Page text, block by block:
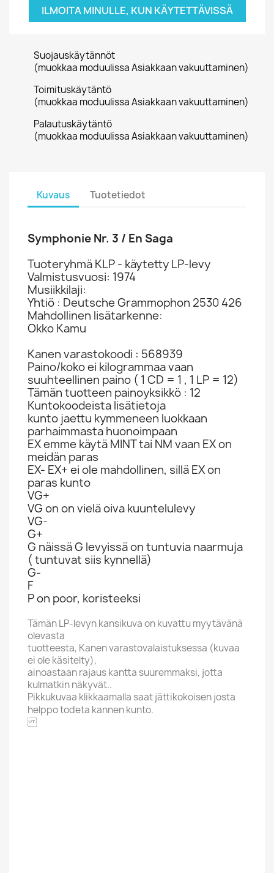
ILMOITA MINULLE, KUN KÄYTETTÄVISSÄ
Suojauskäytännöt
(muokkaa moduulissa Asiakkaan vakuuttaminen)
Toimituskäytäntö
(muokkaa moduulissa Asiakkaan vakuuttaminen)
Palautuskäytäntö
(muokkaa moduulissa Asiakkaan vakuuttaminen)
Kuvaus Tuotetiedot
Symphonie Nr. 3 / En Saga
Tuoteryhmä KLP - käytetty LP-levy
Valmistusvuosi: 1974
Musiikkilaji:
Yhtiö : Deutsche Grammophon 2530 426
Mahdollinen lisätarkenne:
Okko Kamu
Kanen varastokoodi : 568939
Paino/koko ei kilogrammaa vaan
suuhteellinen paino ( 1 CD = 1 , 1 LP = 12)
Tämän tuotteen painoyksikkö : 12
Kuntokoodeista lisätietoja
kunto jaettu kymmeneen luokkaan
parhaimmasta huonoimpaan
EX emme käytä MINT tai NM vaan EX on
meidän paras
EX- EX+ ei ole mahdollinen, sillä EX on
paras kunto
VG+
VG on on vielä oiva kuuntelulevy
VG-
G+
G näissä G levyissä on tuntuvia naarmuja
( tuntuvat siis kynnellä)
G-
F
P on poor, koristeeksi
Tämän LP-levyn kansikuva on kuvattu myytävänä
olevasta
tuotteesta, Kanen varastovalaistuksessa (kuvaa
ei ole käsitelty),
ainoastaan rajaus kantta suuremmaksi, jotta
kulmatkin näkyvät..
Pikkukuvaa klikkaamalla saat jättikokoisen josta
helppo todeta kannen kunto.